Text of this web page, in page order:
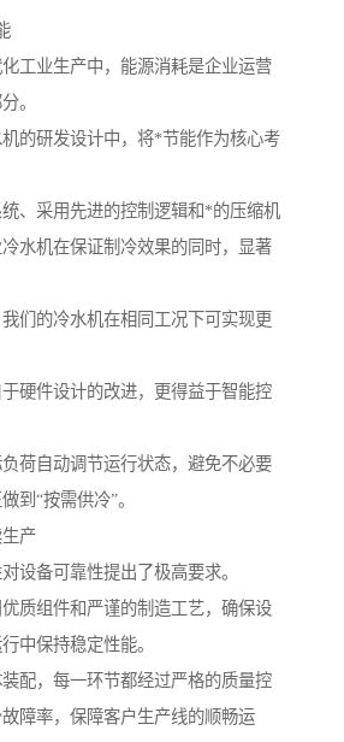
工业生产中，能源消耗是企业运营
。
的研发设计中，将*节能作为核心考
、采用先进的控制逻辑和*的压缩机
水机在保证制冷效果的同时，显著
们的冷水机在相同工况下可实现更
硬件设计的改进，更得益于智能控
荷自动调节运行状态，避免不必要
到“按需供冷”。
产
设备可靠性提出了极高要求。
质组件和严谨的制造工艺，确保设
中保持稳定性能。
配，每一环节都经过严格的质量控
障率，保障客户生产线的顺畅运